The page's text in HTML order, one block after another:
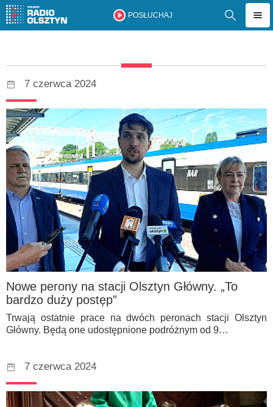
POSŁUCHAJ
7 czerwca 2024
Nowe perony na stacji Olsztyn Główny. „To
bardzo duży postęp”
Trwają ostatnie prace na dwóch peronach stacji Olsztyn
Główny. Będą one udostępnione podróżnym od 9…
7 czerwca 2024